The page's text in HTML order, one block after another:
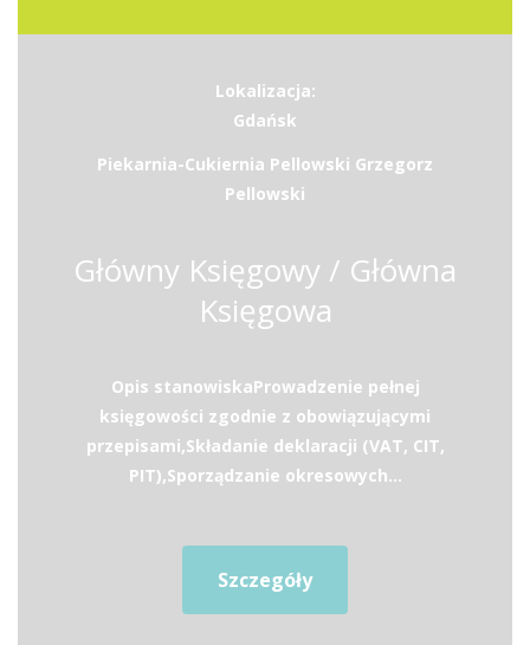
Lokalizacja:
Gdańsk
Piekarnia-Cukiernia Pellowski Grzegorz
Pellowski
Główny Księgowy / Główna
Księgowa
Opis stanowiskaProwadzenie pełnej
księgowości zgodnie z obowiązującymi
przepisami,Składanie deklaracji (VAT, CIT,
PIT),Sporządzanie okresowych...
Szczegóły